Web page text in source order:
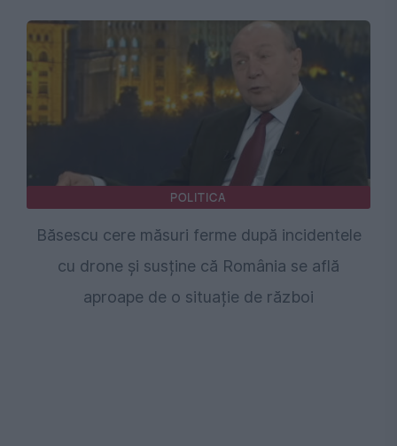
POLITICA
Băsescu cere măsuri ferme după incidentele
cu drone și susține că România se află
aproape de o situație de război